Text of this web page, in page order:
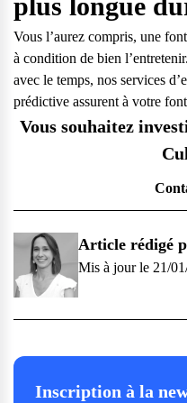
plus longue
Vous l’aurez compris, une
à condition de bien l’entretenir
avec le temps, nos services
prédictive assurent à votre
Vous souhaitez
Article rédigé
Mis à jour le 21/
Inscription à la